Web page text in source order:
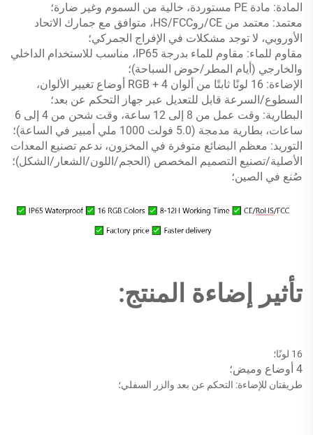
المادة: مادة PE مستوردة، خالية من السموم وغير ضارة؛
معتمد: معتمد من CE/روHS/FCC، متوافق مع جمارك الاتحاد
الأوروبي، لا توجد مشكلات في الإفراج الجمركي؛
مقاوم للماء: مقاوم للماء بدرجة IP65، مناسب للاستخدام الداخلي
والخارجي (أيام المطر/حوض السباحة)؛
الإضاءة: 16 لونًا ثابتًا من ألوان RGB + 4 أوضاع تغيير الألوان،
السطوع/السرعة قابل للتعديل عبر جهاز التحكم عن بعد؛
البطارية: وقت عمل من 8 إلى 12 ساعة، وقت شحن من 4 إلى 6
ساعات، بطارية مدمجة (5.0 فولت 1000 ملي أمبير في الساعة)؛
التوريد: معظم البضائع متوفرة في المخزون، ندعم تصنيع المعدات
الأصلية/تصنيع التصميم المخصص (الحجم/اللون/الشعار/الشكل)؛
صُنع في الصين؛
تأثير إضاءة المنتج:
16 لونًا؛
4 أوضاع وميض؛
طريقتان للإضاءة: التحكم عن بعد والزر السفلي؛